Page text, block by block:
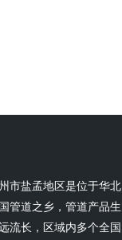
市盐孟地区是位于华北
管道之乡，管道产品生
流长，区域内多个全国